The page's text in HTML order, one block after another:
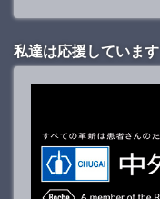
私達は応援しています